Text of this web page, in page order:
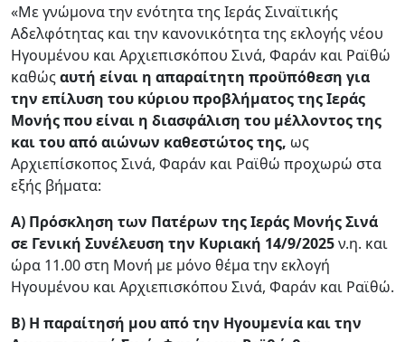
«Με γνώμονα την ενότητα της Ιεράς Σιναϊτικής
Αδελφότητας και την κανονικότητα της εκλογής νέου
Ηγουμένου και Αρχιεπισκόπου Σινά, Φαράν και Ραϊθώ
καθώςαυτή είναι η απαραίτητη προϋπόθεση για
την επίλυση του κύριου προβλήματος της Ιεράς
Μονής που είναι η διασφάλιση του μέλλοντος της
και του από αιώνων καθεστώτος της, ως
Αρχιεπίσκοπος Σινά, Φαράν και Ραϊθώ προχωρώ στα
εξής βήματα:
Α) Πρόσκληση των Πατέρων της Ιεράς Μονής Σινά
σε Γενική Συνέλευση την Κυριακή 14/9/2025ν.η. και
ώρα 11.00 στη Μονή με μόνο θέμα την εκλογή
Ηγουμένου και Αρχιεπισκόπου Σινά, Φαράν και Ραϊθώ.
Β) Η παραίτησή μου από την Ηγουμενία και την